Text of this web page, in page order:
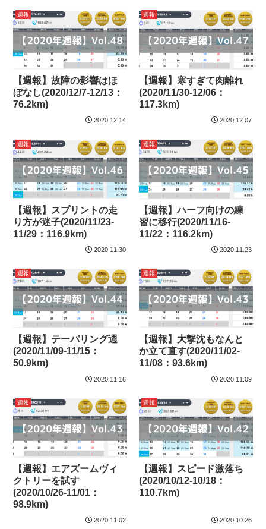
週報
【週報】故障の影響はほ
ぼなし(2020/12/7-12/13：
76.2km)
2020.12.14
週報
【週報】寒すぎて肉離れ
(2020/11/30-12/06：
117.3km)
2020.12.07
週報
【週報】スプリントの走
り方が迷子(2020/11/23-
11/29：116.9km)
2020.11.30
週報
【週報】ハーフ向けの練
習に移行(2020/11/16-
11/22：116.2km)
2020.11.23
週報
【週報】テーパリング週
(2020/11/09-11/15：
50.9km)
2020.11.16
週報
【週報】大撃沈もなんと
か立て直す(2020/11/02-
11/08：93.6km)
2020.11.09
週報
【週報】エアズームヴィ
クトリーを試す
(2020/10/26-11/01：
98.9km)
2020.11.02
週報
【週報】スピード激落ち
(2020/10/12-10/18：
110.7km)
2020.10.26